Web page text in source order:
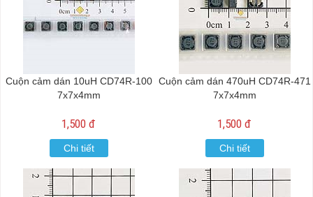
Cuộn cảm dán 10uH CD74R-100
7x7x4mm
1,500 đ
Chi tiết
Cuộn cảm dán 470uH CD74R-471
7x7x4mm
1,500 đ
Chi tiết